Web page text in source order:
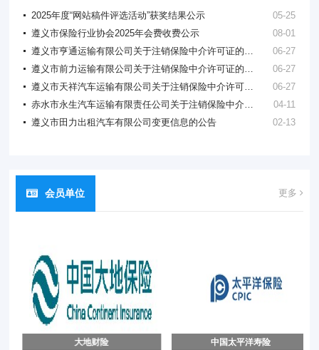
协会最高权力机关是会员大会，理事会是会员大会的执行机构，实行会
长负责制。协会设理事会9席，其中：会长单位1家，理事单位6家，非会
员理事2人；设监事会3席；协会工作人员6名，内设4个部门：综合部、
会、保险纠纷调解调解委员专业会、行业宣传专业委员会和综合事务专
业委员会5个专业委员会。
协会成立之初，共有会员公司16家，其中财产保险公司9家，人身保险公
司7家，当年保费收入16.5亿元。2023年8月，经会员大会选举成立第五
2025年度“网站稿件评选活动”获奖结果公示
05-25
遵义市保险行业协会2025年会费收费公示
08-01
遵义市亨通运输有限公司关于注销保险中介许可证的公告
06-27
遵义市前力运输有限公司关于注销保险中介许可证的公告
06-27
遵义市天祥汽车运输有限公司关于注销保险中介许可证的公告
06-27
赤水市永生汽车运输有限责任公司关于注销保险中介许可证的公告
04-11
遵义市田力出租汽车有限公司变更信息的公告
02-13
会员单位 更多
大地财险 中国太平洋寿险